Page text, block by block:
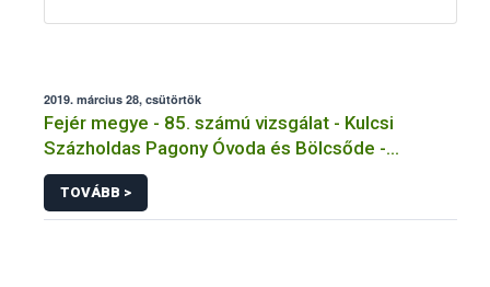
2019. március 28, csütörtök
Fejér megye - 85. számú vizsgálat - Kulcsi
Százholdas Pagony Óvoda és Bölcsőde -
Tálalókonyha - Kulcs
TOVÁBB >